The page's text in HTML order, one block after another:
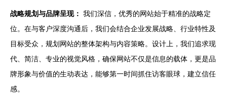
战略规划与品牌呈现： 我们深信，优秀的网站始于精准的战略定
位。在与客户深度沟通后，我们会结合企业发展战略、行业特性及
目标受众，规划网站的整体架构与内容策略。设计上，我们追求现
代、简洁、专业的视觉风格，确保网站不仅是信息的载体，更是品
牌形象与价值的生动表达，能够第一时间抓住访客眼球，建立信任
感。